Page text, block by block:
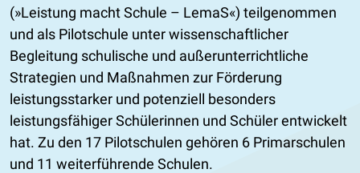
(»Leistung macht Schule – LemaS«) teilgenommen
und als Pilotschule unter wissenschaftlicher
Begleitung schulische und außerunterrichtliche
Strategien und Maßnahmen zur Förderung
leistungsstarker und potenziell besonders
leistungsfähiger Schülerinnen und Schüler entwickelt
hat. Zu den 17 Pilotschulen gehören 6 Primarschulen
und 11 weiterführende Schulen.